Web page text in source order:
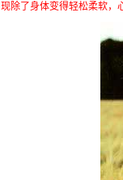
现除了身体变得轻松柔软